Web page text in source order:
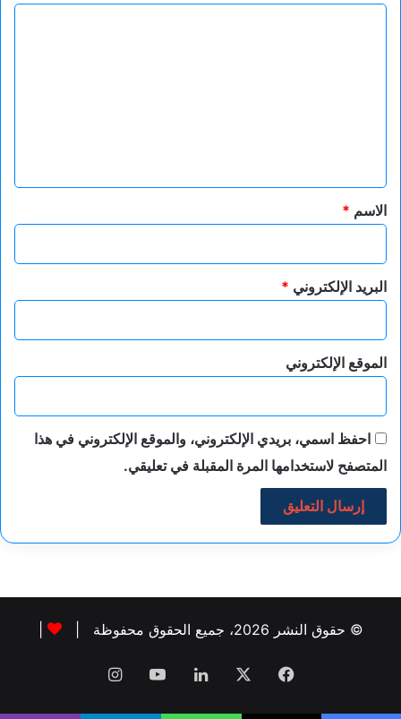
*
الاسم *
البريد الإلكتروني *
الموقع الإلكتروني
احفظ اسمي، بريدي الإلكتروني، والموقع الإلكتروني في هذا
المتصفح لاستخدامها المرة المقبلة في تعليقي.
© حقوق النشر 2026، جميع الحقوق محفوظة |
فيسبوك لينكدإن‫YouTubeانستقرام